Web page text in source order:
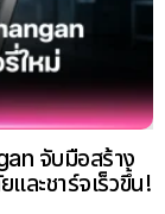
จับมือสร้าง
ละชาร์จเร็วขึ้น!